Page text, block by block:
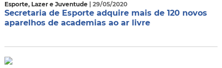
Esporte, Lazer e Juventude | 29/05/2020
Secretaria de Esporte adquire mais de 120 novos
aparelhos de academias ao ar livre